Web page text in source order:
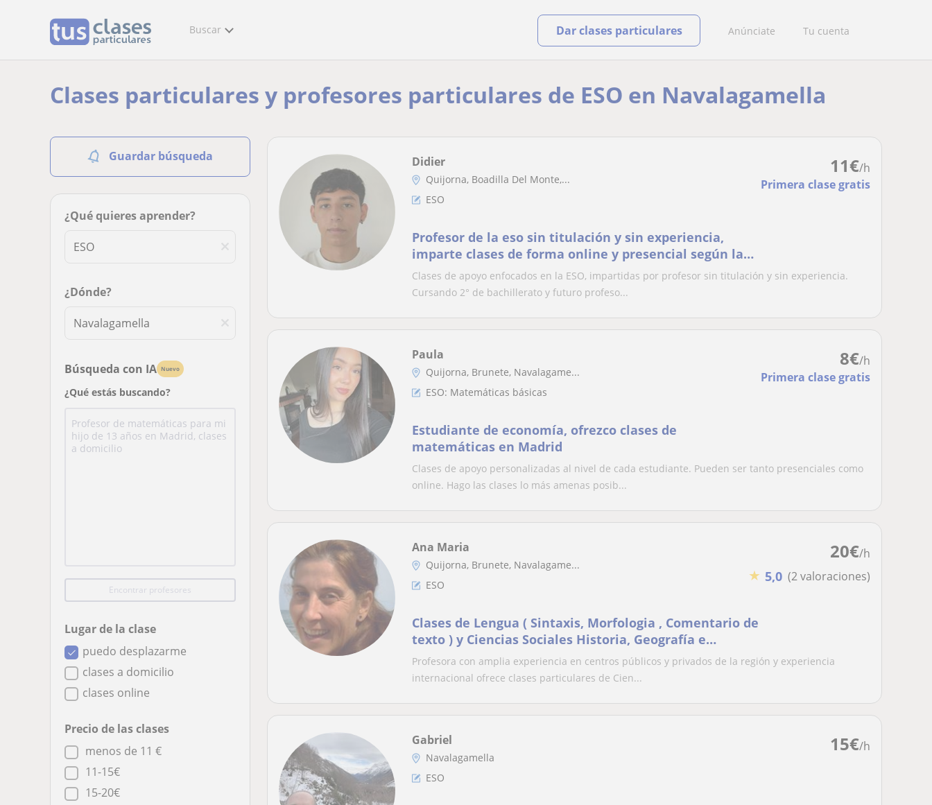
Buscar Anúnciate Tu cuenta
Dar clases particulares
Clases particulares y profesores particulares de ESO en Navalagamella
Guardar búsqueda
¿Qué quieres aprender?
¿Dónde?
Búsqueda con IA Nuevo
¿Qué estás buscando?
Encontrar profesores
Lugar de la clase
puedo desplazarme
clases a domicilio
clases online
Precio de las clases
menos de 11 €
11-15€
15-20€
11€/h
Primera clase gratis
Didier
Quijorna, Boadilla Del Monte,...
ESO
Profesor de la eso sin titulación y sin experiencia,
imparte clases de forma online y presencial según la
cercanía.
Clases de apoyo enfocados en la ESO, impartidas por profesor sin titulación y sin experiencia.
Cursando 2° de bachillerato y futuro profeso...
8€/h
Primera clase gratis
Paula
Quijorna, Brunete, Navalagame...
ESO: Matemáticas básicas
Estudiante de economía, ofrezco clases de
matemáticas en Madrid
Clases de apoyo personalizadas al nivel de cada estudiante. Pueden ser tanto presenciales como
online. Hago las clases lo más amenas posib...
20€/h
★ 5,0 (2 valoraciones)
Ana Maria
Quijorna, Brunete, Navalagame...
ESO
Clases de Lengua ( Sintaxis, Morfologia , Comentario de
texto ) y Ciencias Sociales Historia, Geografía e
Historia de Arte)
Profesora con amplia experiencia en centros públicos y privados de la región y experiencia
internacional ofrece clases particulares de Cien...
15€/h
Gabriel
Navalagamella
ESO